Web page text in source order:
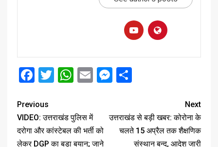
Facebook
Twitter
WhatsApp
EmailMessenger
Previous
VIDEO: उत्तराखंड पुलिस में
दरोगा और कांस्टेबल की भर्ती को
लेकर DGP का बड़ा बयान; जाने
Next
उत्तराखंड से बड़ी खबर: कोरोना के
चलते 15 अप्रैल तक शैक्षणिक
संस्थान बन्द, आदेश जारी